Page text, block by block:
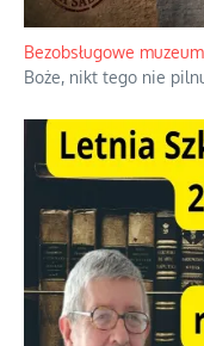
Bezobsługowe
Boże, nikt tego nie